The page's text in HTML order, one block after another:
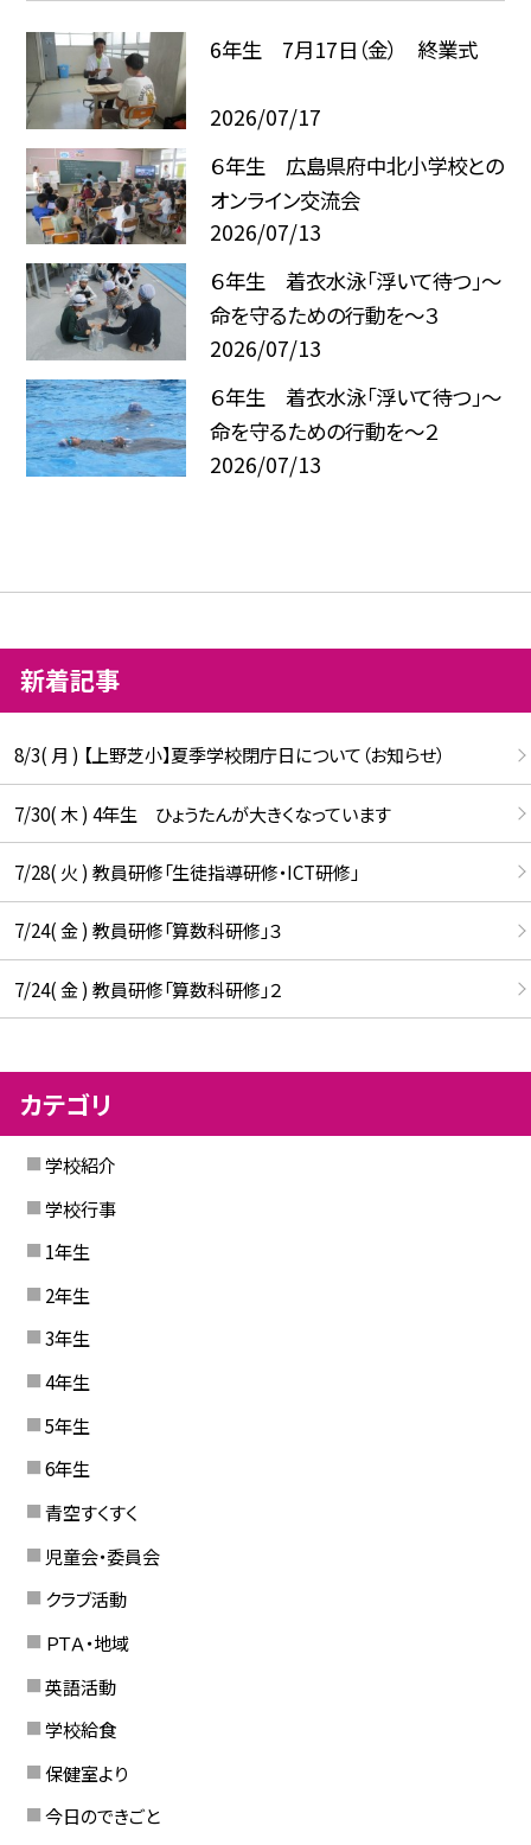
6年生 7月17日（金） 終業式
2026/07/17
６年生 広島県府中北小学校との
オンライン交流会
2026/07/13
６年生 着衣水泳「浮いて待つ」～
命を守るための行動を～３
2026/07/13
６年生 着衣水泳「浮いて待つ」～
命を守るための行動を～２
2026/07/13
新着記事
8/3( 月 ) 【上野芝小】夏季学校閉庁日について（お知らせ）
7/30( 木 ) 4年生 ひょうたんが大きくなっています
7/28( 火 ) 教員研修「生徒指導研修・ICT研修」
7/24( 金 ) 教員研修「算数科研修」３
7/24( 金 ) 教員研修「算数科研修」２
カテゴリ
学校紹介
学校行事
1年生
2年生
3年生
4年生
5年生
6年生
青空すくすく
児童会・委員会
クラブ活動
ＰＴＡ・地域
英語活動
学校給食
保健室より
今日のできごと